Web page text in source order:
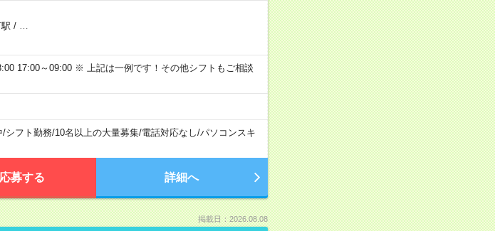
/
17:00～09:00 ※ 上記は一例です！その他シフトもご相談
/シフト勤務/10名以上の大量募集/電話対応なし/パソコンスキ
応募する 詳細へ
掲載日：2026.08.08